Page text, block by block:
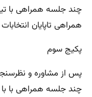
چند جلسه همراهی با
همراهی تاپایان
پکیج سوم
پس از مشاوره و
چند جلسه همراهی با